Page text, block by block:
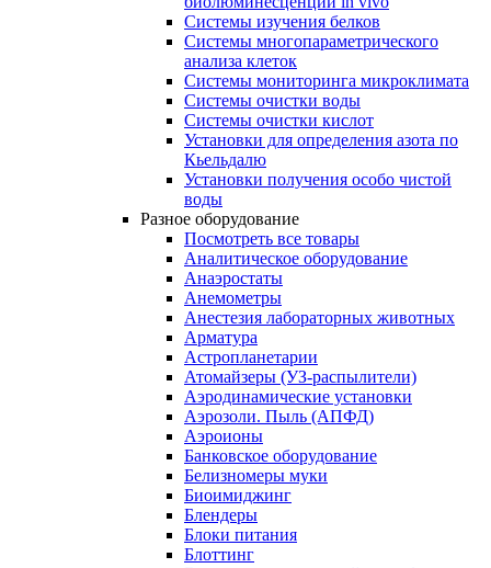
Системы изучения белков
Системы многопараметрического
анализа клеток
Системы мониторинга микроклимата
Системы очистки воды
Системы очистки кислот
Установки для определения азота по
Кьельдалю
Установки получения особо чистой
воды
Разное оборудование
Посмотреть все товары
Аналитическое оборудование
Анаэростаты
Анемометры
Анестезия лабораторных животных
Арматура
Астропланетарии
Атомайзеры (УЗ-распылители)
Аэродинамические установки
Аэрозоли. Пыль (АПФД)
Аэроионы
Банковское оборудование
Белизномеры муки
Биоимиджинг
Блендеры
Блоки питания
Блоттинг